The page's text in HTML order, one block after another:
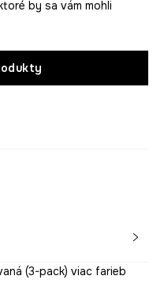
by sa vám mohli
(3-pack) viac farieb